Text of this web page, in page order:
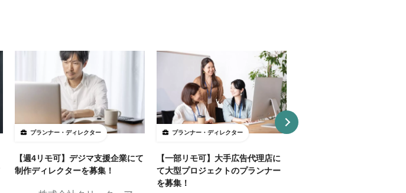
プランナー・ディレクター
【週4リモ可】デジマ支援企業にて
制作ディレクターを募集！
プランナー・ディレクター
【一部リモ可】大手広告代理店に
て大型プロジェクトのプランナー
を募集！